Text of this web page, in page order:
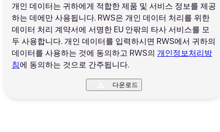
개인 데이터는 귀하에게 적합한 제품 및 서비스 정보를 제공
하는 데에만 사용됩니다. RWS은 개인 데이터 처리를 위한
데이터 처리 계약서에 서명한 EU 안팎의 타사 서비스를 모
두 사용합니다. 개인 데이터를 입력하시면 RWS에서 귀하의
데이터를 사용하는 것에 동의하고 RWS의 개인정보처리방
침에 동의하는 것으로 간주됩니다.